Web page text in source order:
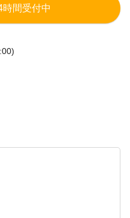
時間受付中